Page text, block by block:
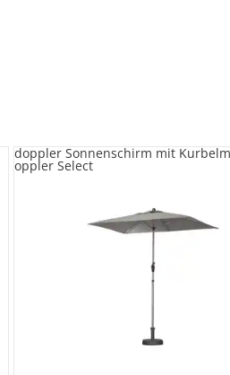
doppler Sonnenschirm mit
oppler Select